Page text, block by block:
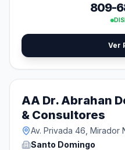
809-
Ver
AA Dr. Abrahan
& Consultores
Av. Privada 46, Mirador
Santo Domingo